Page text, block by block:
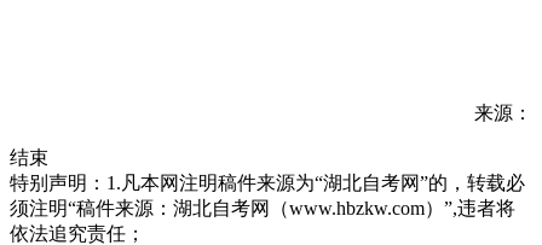
来源：
结束
特别声明：1.凡本网注明稿件来源为“湖北自考网”的，转载必
须注明“稿件来源：湖北自考网（www.hbzkw.com）”,违者将
依法追究责任；